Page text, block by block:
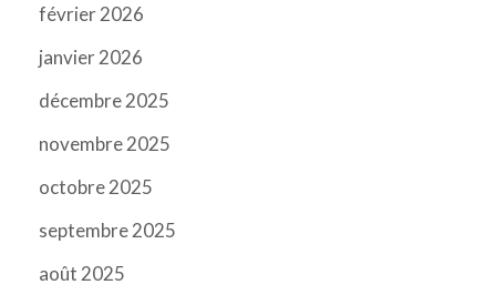
février 2026
janvier 2026
décembre 2025
novembre 2025
octobre 2025
septembre 2025
août 2025